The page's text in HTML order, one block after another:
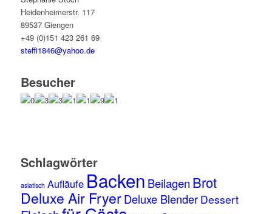
Heidenheimerstr. 117
89537 Giengen
+49 (0)151 423 261 69
steffi1846@yahoo.de
Besucher
Schlagwörter
asiatisch Aufläufe Backen Beilagen Brot
Deluxe Air Fryer Deluxe Blender Dessert